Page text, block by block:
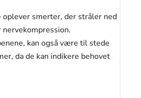
smerter, der stråler ned
kan også være til stede
da de kan indikere behovet